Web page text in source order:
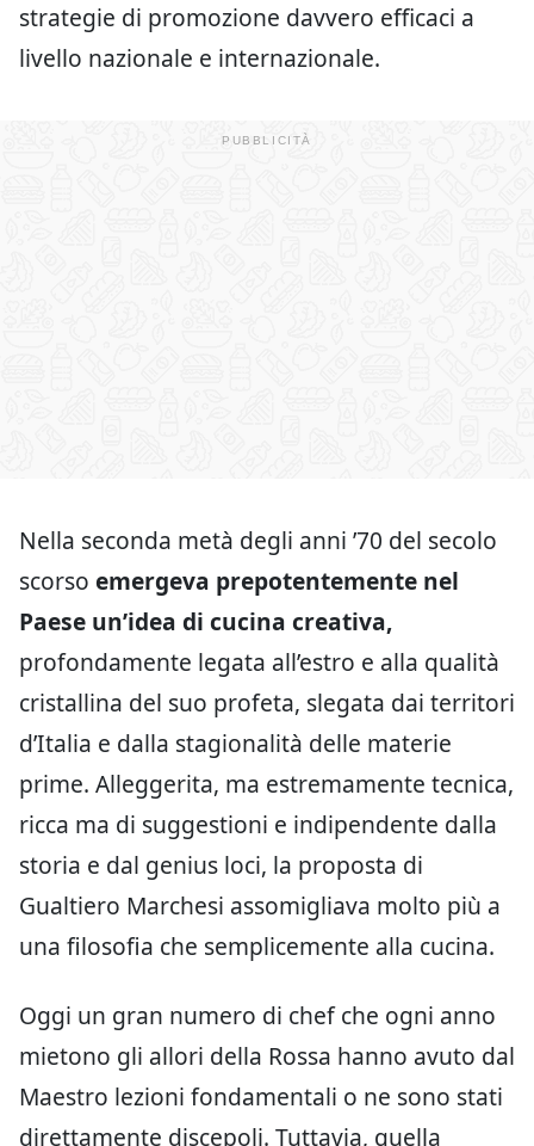
strategie di promozione davvero efficaci a
livello nazionale e internazionale.
Nella seconda metà degli anni ’70 del secolo
scorso emergeva prepotentemente nel
Paese un’idea di cucina creativa,
profondamente legata all’estro e alla qualità
cristallina del suo profeta, slegata dai territori
d’Italia e dalla stagionalità delle materie
prime. Alleggerita, ma estremamente tecnica,
ricca ma di suggestioni e indipendente dalla
storia e dal genius loci, la proposta di
Gualtiero Marchesi assomigliava molto più a
una filosofia che semplicemente alla cucina.
Oggi un gran numero di chef che ogni anno
mietono gli allori della Rossa hanno avuto dal
Maestro lezioni fondamentali o ne sono stati
direttamente discepoli. Tuttavia, quella